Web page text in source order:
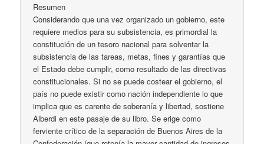
Resumen
Considerando que una vez organizado un gobierno, este
requiere medios para su subsistencia, es primordial la
constitución de un tesoro nacional para solventar la
subsistencia de las tareas, metas, fines y garantías que
el Estado debe cumplir, como resultado de las directivas
constitucionales. Si no se puede costear el gobierno, el
país no puede existir como nación independiente lo que
implica que es carente de soberanía y libertad, sostiene
Alberdi en este pasaje de su libro. Se erige como
ferviente crítico de la separación de Buenos Aires de la